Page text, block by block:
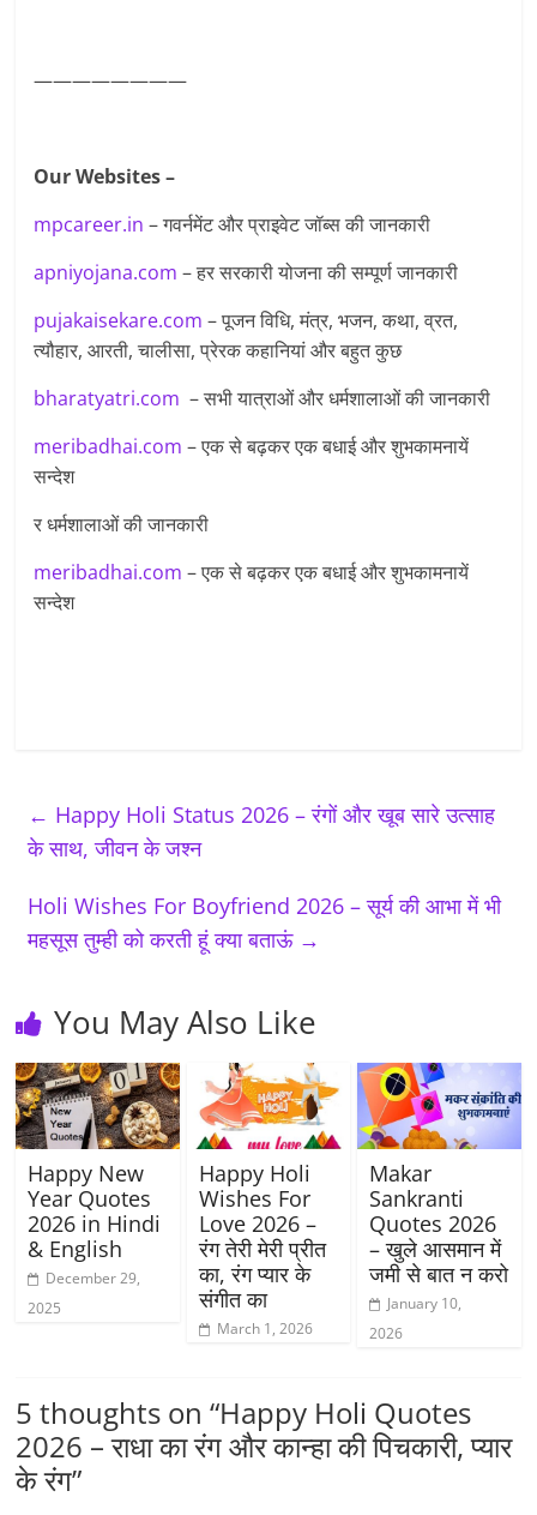
————————
Our Websites –
mpcareer.in – गवर्नमेंट और प्राइवेट जॉब्‍स की जानकारी
apniyojana.com – हर सरकारी योजना की सम्पूर्ण जानकारी
pujakaisekare.com – पूजन विधि, मंत्र, भजन, कथा, व्रत,
त्यौहार, आरती, चालीसा, प्रेरक कहानियां और बहुत कुछ
bharatyatri.com – सभी यात्राओं और धर्मशालाओं की जानकारी
meribadhai.com – एक से बढ़कर एक बधाई और शुभकामनायें
सन्देश
र धर्मशालाओं की जानकारी
meribadhai.com – एक से बढ़कर एक बधाई और शुभकामनायें
सन्देश
← Happy Holi Status 2026 – रंगों और खूब सारे उत्साह
के साथ, जीवन के जश्न
Holi Wishes For Boyfriend 2026 – सूर्य की आभा में भी
महसूस तुम्ही को करती हूं क्या बताऊं →
You May Also Like
Happy New
Year Quotes
2026 in Hindi
& English
December 29,
2025
Happy Holi
Wishes For
Love 2026 –
रंग तेरी मेरी प्रीत
का, रंग प्यार के
संगीत का
March 1, 2026
Makar
Sankranti
Quotes 2026
– खुले आसमान में
जमी से बात न करो
January 10,
2026
5 thoughts on “Happy Holi Quotes
2026 – राधा का रंग और कान्हा की पिचकारी, प्यार
के रंग”